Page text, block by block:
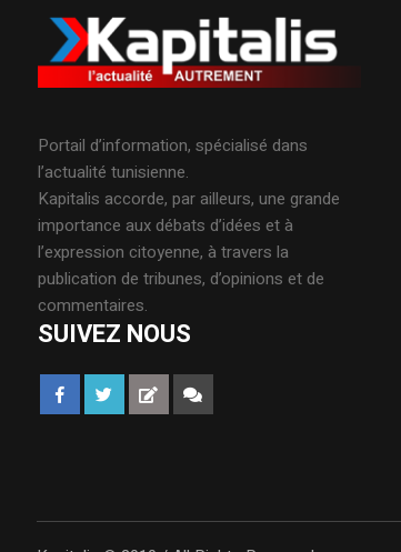
Portail d’information, spécialisé dans
l’actualité tunisienne.
Kapitalis accorde, par ailleurs, une grande
importance aux débats d’idées et à
l’expression citoyenne, à travers la
publication de tribunes, d’opinions et de
commentaires.
SUIVEZ NOUS